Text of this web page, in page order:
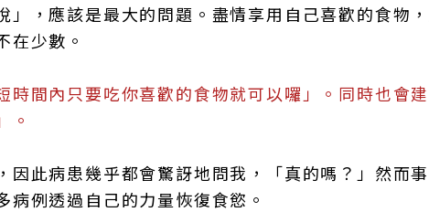
，應該是最大的問題。盡情享用自己喜歡的食物
在少數。
間內只要吃你喜歡的食物就可以囉」。同時也會
。
此病患幾乎都會驚訝地問我，「真的嗎？」然而
病例透過自己的力量恢復食慾。